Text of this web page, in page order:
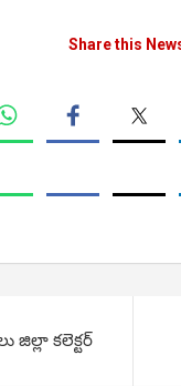
Share this
జిల్లా కలెక్టర్